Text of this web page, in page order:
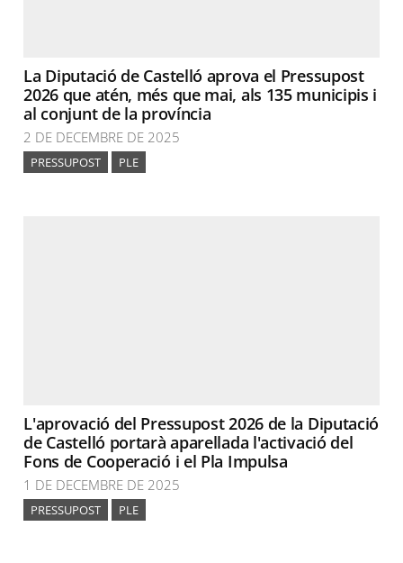
La Diputació de Castelló aprova el Pressupost
2026 que atén, més que mai, als 135 municipis i
al conjunt de la província
2 DE DECEMBRE DE 2025
PRESSUPOST PLE
L'aprovació del Pressupost 2026 de la Diputació
de Castelló portarà aparellada l'activació del
Fons de Cooperació i el Pla Impulsa
1 DE DECEMBRE DE 2025
PRESSUPOST PLE